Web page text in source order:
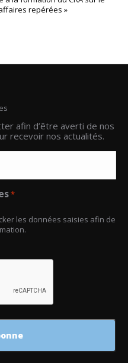
repérées »
afin d’être averti de nos
recevoir nos actualités.
*
les données saisies afin de